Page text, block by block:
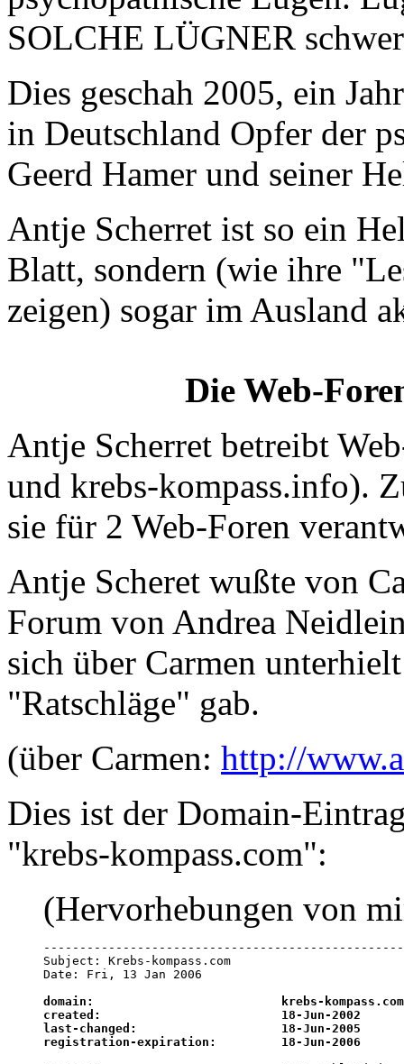
SOLCHE LÜGNER
Dies geschah 2005, ein
in Deutschland Opfer der
Geerd Hamer und seiner
Antje Scherret ist so ein
Blatt, sondern (wie ihre
zeigen) sogar im Ausland
Die Web-
Antje Scherret betreibt
und krebs-kompass.info).
sie für 2 Web-Foren
Antje Scheret wußte von
Forum von Andrea
sich über Carmen
"Ratschläge" gab.
(über Carmen: http://
Dies ist der Domain-
"krebs-kompass.com":
(Hervorhebungen von
Subject: Krebs-kompass.com
Date: Fri, 13 Jan 2006
domain:                          krebs-kompass.com
created:                         18-Jun-2002
last-changed:                    18-Jun-2005
registration-expiration:         18-Jun-2006